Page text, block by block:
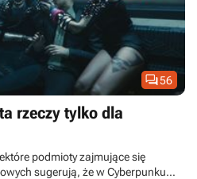
56
rzeczy tylko dla
podmioty zajmujące się
sugerują, że w Cyberpunku